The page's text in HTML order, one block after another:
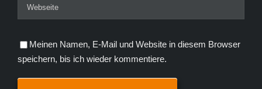
Meinen Namen, E-Mail und Website in diesem Browser
speichern, bis ich wieder kommentiere.